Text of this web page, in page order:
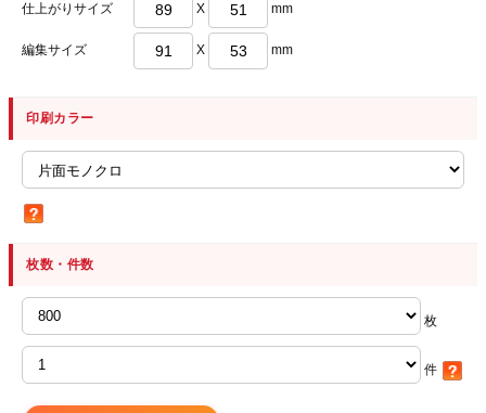
仕上がりサイズ X mm
編集サイズ X mm
印刷カラー
枚数・件数
枚
件